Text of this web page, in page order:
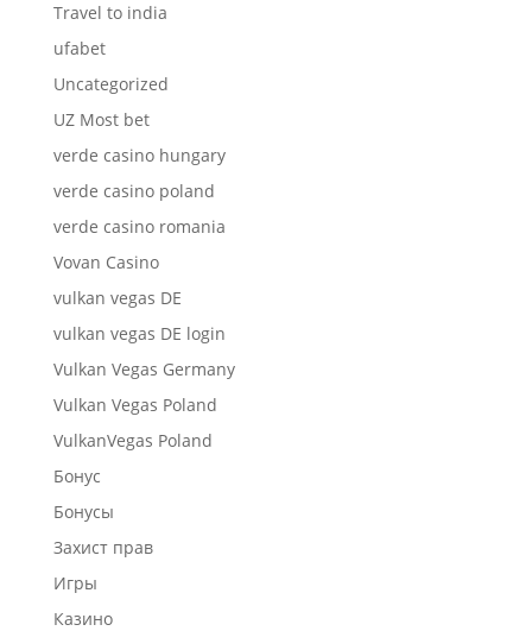
Travel to india
ufabet
Uncategorized
UZ Most bet
verde casino hungary
verde casino poland
verde casino romania
Vovan Casino
vulkan vegas DE
vulkan vegas DE login
Vulkan Vegas Germany
Vulkan Vegas Poland
VulkanVegas Poland
Бонус
Бонусы
Захист прав
Игры
Казино